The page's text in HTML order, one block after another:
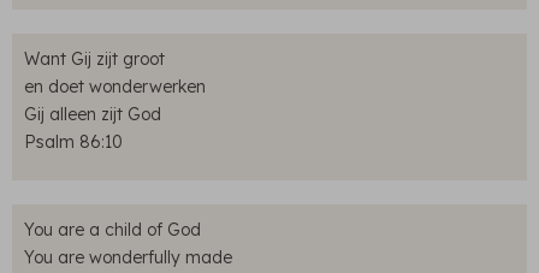
Want Gij zijt groot
en doet wonderwerken
Gij alleen zijt God
Psalm 86:10
You are a child of God
You are wonderfully made